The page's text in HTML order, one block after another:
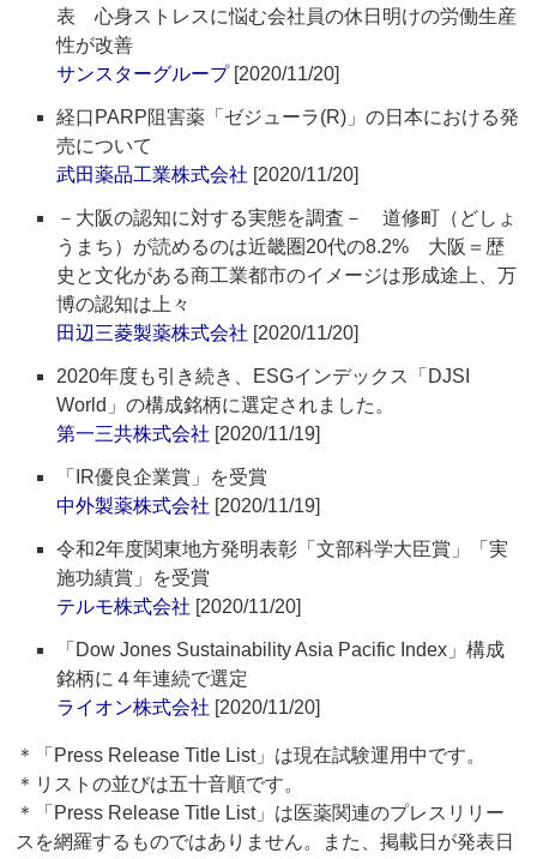
表 心身ストレスに悩む会社員の休日明けの労働生産
性が改善
サンスターグループ[2020/11/20]
経口PARP阻害薬「ゼジューラ(R)」の日本における発
売について
武田薬品工業株式会社 [2020/11/20]
－大阪の認知に対する実態を調査－ 道修町（どしょ
うまち）が読めるのは近畿圏20代の8.2% 大阪＝歴
史と文化がある商工業都市のイメージは形成途上、万
博の認知は上々
田辺三菱製薬株式会社 [2020/11/20]
2020年度も引き続き、ESGインデックス「DJSI
World」の構成銘柄に選定されました。
第一三共株式会社 [2020/11/19]
「IR優良企業賞」を受賞
中外製薬株式会社 [2020/11/19]
令和2年度関東地方発明表彰「文部科学大臣賞」「実
施功績賞」を受賞
テルモ株式会社 [2020/11/20]
「Dow Jones Sustainability Asia Pacific Index」構成
銘柄に４年連続で選定
ライオン株式会社 [2020/11/20]
＊「Press Release Title List」は現在試験運用中です。
＊リストの並びは五十音順です。
＊「Press Release Title List」は医薬関連のプレスリリー
スを網羅するものではありません。また、掲載日が発表日